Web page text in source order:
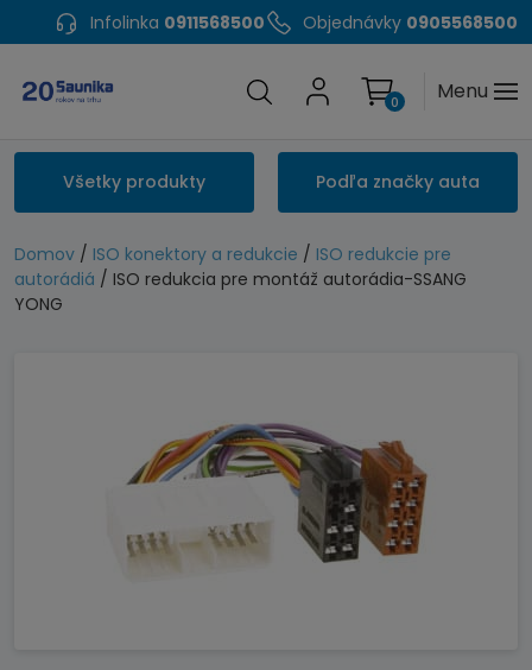
Infolinka 0911568500 Objednávky 0905568500
Menu
0
Všetky produkty Podľa značky auta
Domov / ISO konektory a redukcie / ISO redukcie pre
autorádiá / ISO redukcia pre montáž autorádia-SSANG
YONG